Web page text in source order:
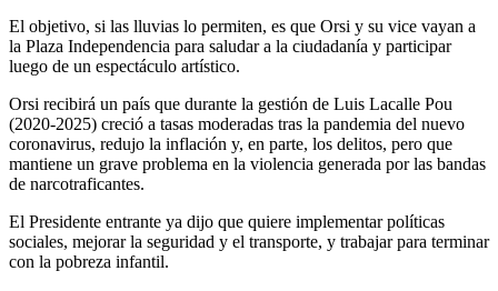
El objetivo, si las lluvias lo permiten, es que Orsi y su vice vayan a
la Plaza Independencia para saludar a la ciudadanía y participar
luego de un espectáculo artístico.
Orsi recibirá un país que durante la gestión de Luis Lacalle Pou
(2020-2025) creció a tasas moderadas tras la pandemia del nuevo
coronavirus, redujo la inflación y, en parte, los delitos, pero que
mantiene un grave problema en la violencia generada por las bandas
de narcotraficantes.
El Presidente entrante ya dijo que quiere implementar políticas
sociales, mejorar la seguridad y el transporte, y trabajar para terminar
con la pobreza infantil.